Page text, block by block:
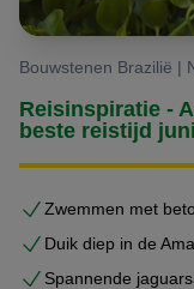
Bouwstenen Brazilië |
Reisinspiratie -
beste reistijd
Zwemmen met
Duik diep in de
Spannende